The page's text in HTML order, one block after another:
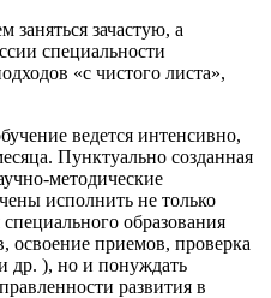
заняться зачастую, а
специальности
«с чистого листа»,
ведется интенсивно,
Пунктуально созданная
методические
исполнить не только
образования
освоение приемов, проверка
др. ), но и понуждать
развития в